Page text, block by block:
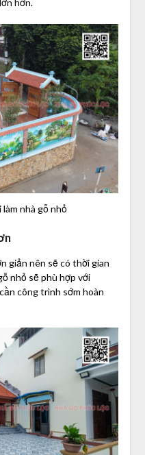
hơn.
nhà gỗ nhỏ
giản nên sẽ có thời gian
nhỏ sẽ phù hợp với
công trình sớm hoàn